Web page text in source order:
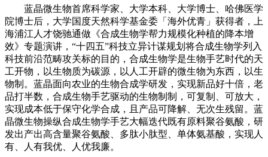
蓝晶微生物首席科学家、大学本科、大学博士、哈佛医学
院博士后，大学国度天然科学基金委「海外优青」获得者，上
海浦江人才饶驰通做《合成生物学帮力规模化种植的降本增
效》专题演讲，“十四五”科技立异计谋规划将合成生物学列入
科技前沿范畴攻关标的目的，合成生物学是生物手艺时代的天
工开物，以生物质为碳源，以人工开辟的微生物为东西，以生
物制。蓝晶面向农业的生物合成学研发，实现新品好十倍，老
品打半数，合成生物手艺驱动的生物制制，可复制、可放大，
实现成本低于保守化学合成，且产品可降解、无次生残留。蓝
晶微生物操纵合成生物学手艺大幅迭代既有原料聚谷氨酸，研
发出产出高含量聚谷氨酸、多肽小肽型、单体氨基酸，实现人
有、人有我优、人优我廉。